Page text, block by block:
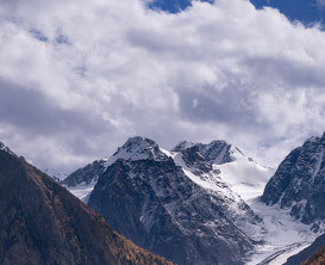
/ Фотографии
Добавить фото